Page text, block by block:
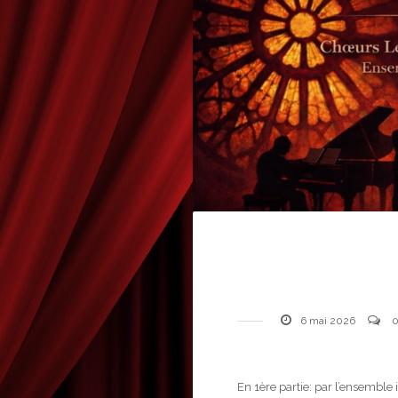
6 mai 2026
En 1ère partie: par